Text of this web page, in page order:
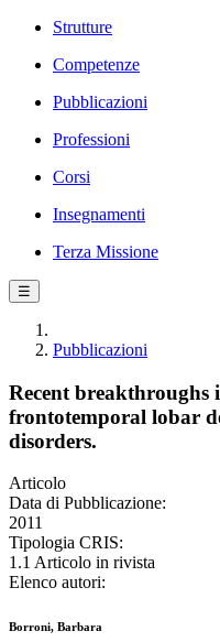
Strutture
Competenze
Pubblicazioni
Professioni
Corsi
Insegnamenti
Terza Missione
☰
Pubblicazioni
Recent breakthroughs
frontotemporal lobar
disorders.
Articolo
Data di Pubblicazione:
2011
Tipologia CRIS:
1.1 Articolo in rivista
Elenco autori:
Borroni, Barbara